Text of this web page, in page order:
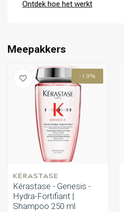
Ontdek hoe het werkt
Meepakkers
-19%
KÉRASTASE
Kérastase - Genesis -
Hydra-Fortifiant |
Shampoo 250 ml